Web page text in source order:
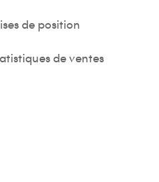
de position
de ventes